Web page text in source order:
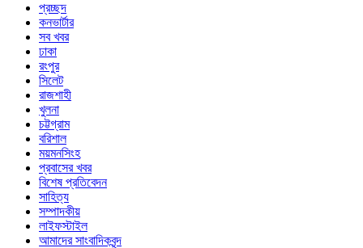
প্রচ্ছদ
কনভার্টার
সব খবর
ঢাকা
রংপুর
সিলেট
রাজশাহী
খুলনা
চট্টগ্রাম
বরিশাল
ময়মনসিংহ
প্রবাসের খবর
বিশেষ প্রতিবেদন
সাহিত্য
সম্পাদকীয়
লাইফস্টাইল
আমাদের সাংবাদিকবৃন্দ